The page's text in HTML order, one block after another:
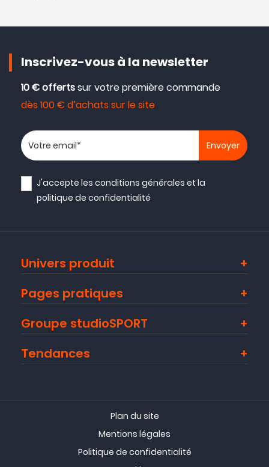
Inscrivez-vous à la newsletter
10 € offertssur votre première commande
dès 100 € d’achats sur le site
Votre adresse email
J'accepte lesconditions générales et la
politique de confidentialité
Univers produit
Pages pratiques
Groupe studioSPORT
Tendances
Plan du site
Mentions légales
Politique de confidentialité